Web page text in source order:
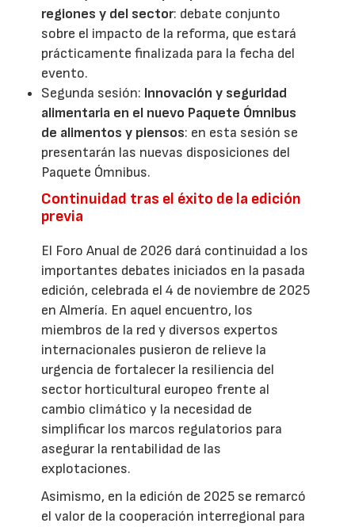
regiones y del sector: debate conjunto
sobre el impacto de la reforma, que estará
prácticamente finalizada para la fecha del
evento.
Segunda sesión: Innovación y seguridad
alimentaria en el nuevo Paquete Ómnibus
de alimentos y piensos: en esta sesión se
presentarán las nuevas disposiciones del
Paquete Ómnibus.
Continuidad tras el éxito de la edición
previa
El Foro Anual de 2026 dará continuidad a los
importantes debates iniciados en la pasada
edición, celebrada el 4 de noviembre de 2025
en Almería. En aquel encuentro, los
miembros de la red y diversos expertos
internacionales pusieron de relieve la
urgencia de fortalecer la resiliencia del
sector horticultural europeo frente al
cambio climático y la necesidad de
simplificar los marcos regulatorios para
asegurar la rentabilidad de las
explotaciones.
Asimismo, en la edición de 2025 se remarcó
el valor de la cooperación interregional para